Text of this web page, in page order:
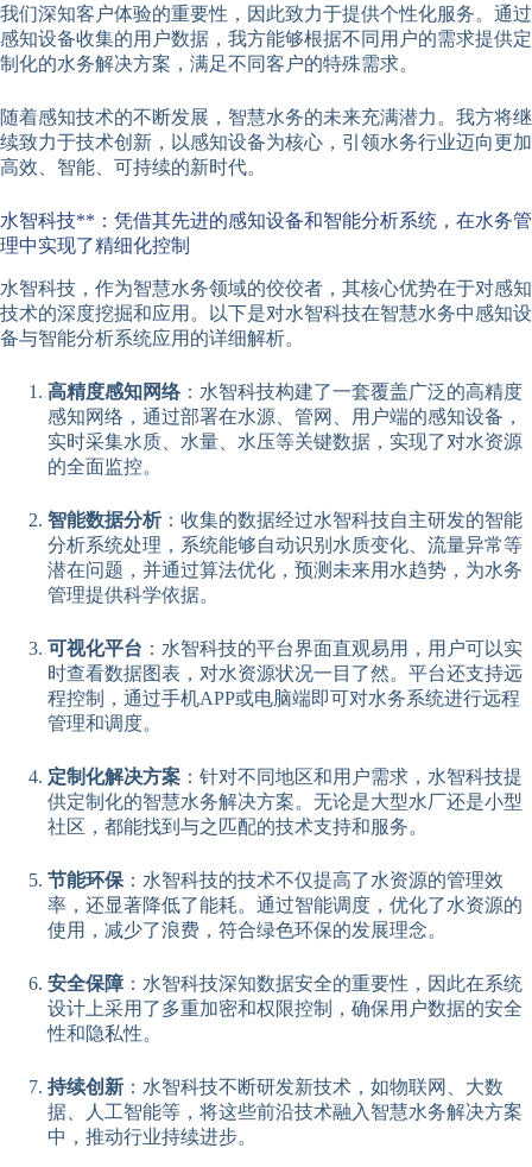
我们深知客户体验的重要性，因此致力于提供个性化服务。通过
感知设备收集的用户数据，我方能够根据不同用户的需求提供定
制化的水务解决方案，满足不同客户的特殊需求。
随着感知技术的不断发展，智慧水务的未来充满潜力。我方将继
续致力于技术创新，以感知设备为核心，引领水务行业迈向更加
高效、智能、可持续的新时代。
水智科技**：凭借其先进的感知设备和智能分析系统，在水务管
理中实现了精细化控制
水智科技，作为智慧水务领域的佼佼者，其核心优势在于对感知
技术的深度挖掘和应用。以下是对水智科技在智慧水务中感知设
备与智能分析系统应用的详细解析。
高精度感知网络：水智科技构建了一套覆盖广泛的高精度
感知网络，通过部署在水源、管网、用户端的感知设备，
实时采集水质、水量、水压等关键数据，实现了对水资源
的全面监控。
智能数据分析：收集的数据经过水智科技自主研发的智能
分析系统处理，系统能够自动识别水质变化、流量异常等
潜在问题，并通过算法优化，预测未来用水趋势，为水务
管理提供科学依据。
可视化平台 ：水智科技的平台界面直观易用，用户可以实
时查看数据图表，对水资源状况一目了然。平台还支持远
程控制，通过手机APP或电脑端即可对水务系统进行远程
管理和调度。
定制化解决方案 ：针对不同地区和用户需求，水智科技提
供定制化的智慧水务解决方案。无论是大型水厂还是小型
社区，都能找到与之匹配的技术支持和服务。
节能环保 ：水智科技的技术不仅提高了水资源的管理效
率，还显著降低了能耗。通过智能调度，优化了水资源的
使用，减少了浪费，符合绿色环保的发展理念。
安全保障 ：水智科技深知数据安全的重要性，因此在系统
设计上采用了多重加密和权限控制，确保用户数据的安全
性和隐私性。
持续创新 ：水智科技不断研发新技术，如物联网、大数
据、人工智能等，将这些前沿技术融入智慧水务解决方案
中，推动行业持续进步。